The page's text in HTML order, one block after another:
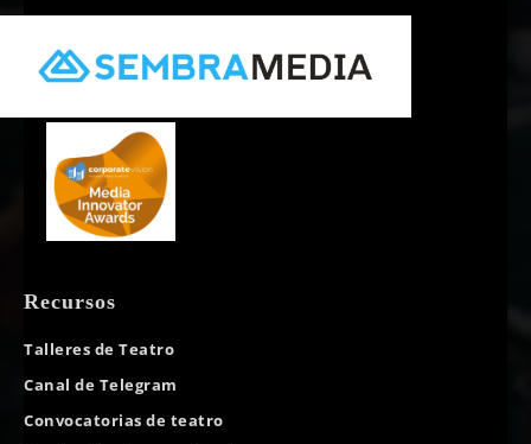
Recursos
Talleres de Teatro
Canal de Telegram
Convocatorias de teatro